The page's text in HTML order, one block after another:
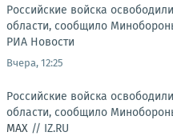
Российские войска
области, сообщило
РИА Новости
Вчера, 12:25
Российские войска
области, сообщило
MAX // IZ.RU